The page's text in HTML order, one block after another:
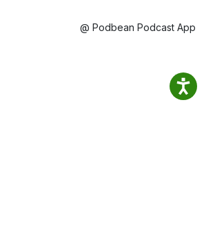
@ Podbean Podcast App